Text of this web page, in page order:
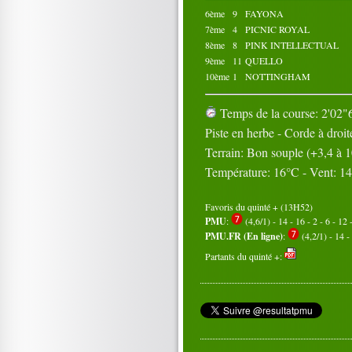
6ème 9
FAYONA
7ème
4
PICNIC ROYAL
8ème
8
PINK INTELLECTUAL
9ème
11 QUELLO
10ème 1 NOTTINGHAM
Temps de la course:
Piste en herbe - Corde à
Terrain: Bon souple (+3,4 à
Température: 16°C - Vent:
Favoris du quinté + (13H52)
PMU: (4,6/1) - 14 - 16 - 2 - 6 - 12
PMU.FR (En ligne):
(4,2/1) - 14
Partants du quinté +: